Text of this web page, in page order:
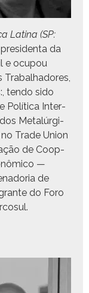
Lati­na (SP:
da
e ocupou
ten­do sido
Políti­ca Inter­
Met­alúr­gi­
Trade Union
de Coop­
—
de
do Foro